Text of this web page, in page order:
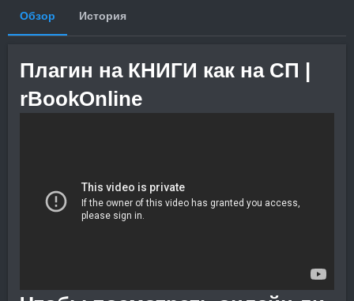
о
н
я
Обзор История
Плагин на КНИГИ как на СП |
rBookOnline